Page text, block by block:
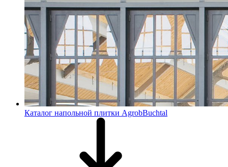
Каталог напольной плитки AgrobBuchtal